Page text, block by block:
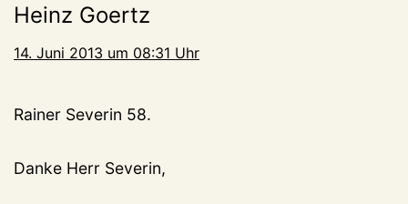
Heinz Goertz
14. Juni 2013 um 08:31 Uhr
Rainer Severin 58.
Danke Herr Severin,